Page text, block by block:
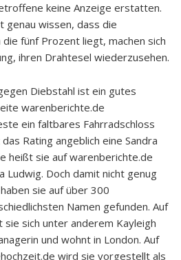
keine Anzeige erstatten.
genau wissen, dass die
fünf Prozent liegt, machen sich
ihren Drahtesel wiederzusehen.
Diebstahl ist ein gutes
warenberichte.de
ein faltbares Fahrradschloss
Rating angeblich eine Sandra
heißt sie auf warenberichte.de
Ludwig. Doch damit nicht genug
sie auf über 300
Namen gefunden. Auf
sie sich unter anderem Kayleigh
und wohnt in London. Auf
wird sie vorgestellt als